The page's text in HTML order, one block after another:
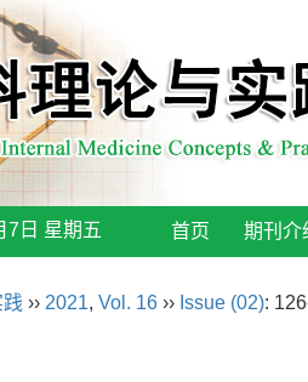
7日 星期五 首页 期刊介
›› 2021, Vol. 16 ›› Issue (02):